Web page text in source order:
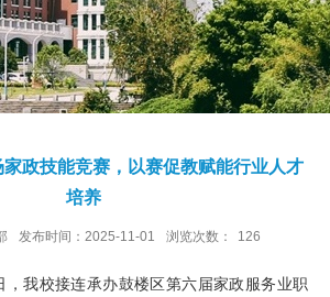
政技能竞赛，以赛促教赋能行业人才
培养
发布时间：2025-11-01 浏览次数： 126
，我校接连承办鼓楼区第六届家政服务业职